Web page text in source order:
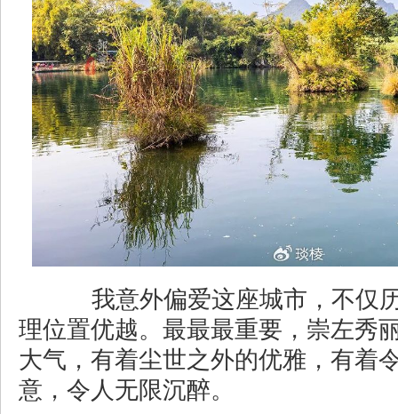
我意外偏爱这座城市，不仅
理位置优越。最最最重要，崇左秀
大气，有着尘世之外的优雅，有着
意，令人无限沉醉。